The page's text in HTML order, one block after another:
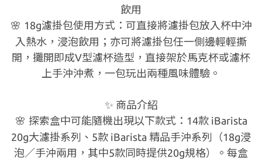
飲用
🌸 18g濾掛包使用方式：可直接將濾掛包放入杯中沖
入熱水，浸泡飲用；亦可將濾掛包任一側邊輕輕撕
開，攤開即成V型濾杯造型，直接架於馬克杯或濾杯
上手沖沖煮，一包玩出兩種風味體驗。
✨ 商品介紹
🌸 探索盒中可能隨機出現以下款式： 14款 iBarista
20g大濾掛系列 、 5款 iBarista 精品手沖系列（18g浸
泡／手沖兩用，其中5款同時提供20g規格）
。每盒